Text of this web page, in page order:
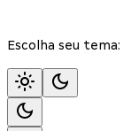
Escolha seu tema: